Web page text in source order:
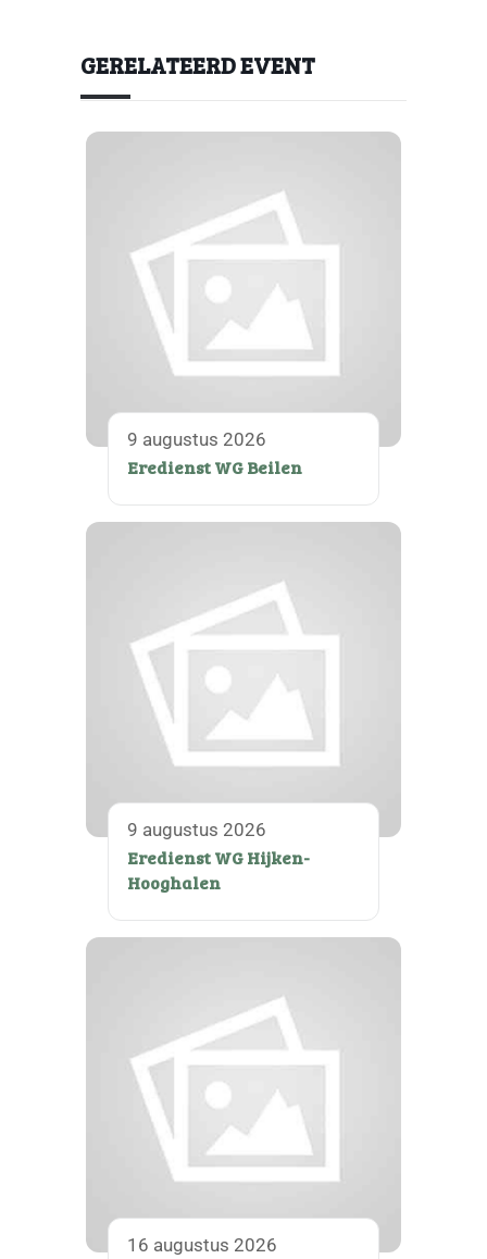
GERELATEERD EVENT
9 augustus 2026
Eredienst WG Beilen
9 augustus 2026
Eredienst WG Hijken-
Hooghalen
16 augustus 2026